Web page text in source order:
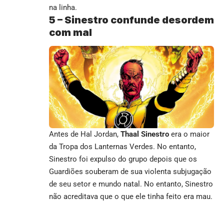
na linha.
5 – Sinestro confunde desordem
com mal
Antes de Hal Jordan, Thaal Sinestro era o maior
da Tropa dos Lanternas Verdes. No entanto,
Sinestro foi expulso do grupo depois que os
Guardiões souberam de sua violenta subjugação
de seu setor e mundo natal. No entanto, Sinestro
não acreditava que o que ele tinha feito era mau.